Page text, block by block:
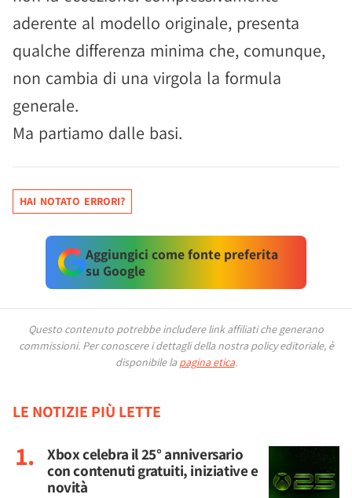
aderente al modello originale, presenta
qualche differenza minima che, comunque,
non cambia di una virgola la formula
generale.
Ma partiamo dalle basi.
HAI NOTATO ERRORI?
Aggiungici come fonte preferita
su Google
Questo contenuto potrebbe includere link affiliati che generano
commissioni. Per conoscere i dettagli della nostra policy editoriale, è
disponibile la pagina etica.
LE NOTIZIE PIÙ LETTE
Xbox celebra il 25° anniversario
con contenuti gratuiti, iniziative e
novità